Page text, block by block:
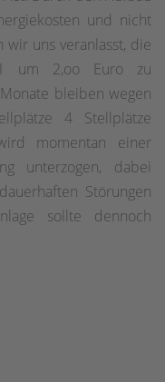
und nicht
wir uns veranlasst, die
um 2,oo Euro zu
bleiben wegen
4 Stellplätze
momentan einer
unterzogen, dabei
Störungen
sollte dennoch